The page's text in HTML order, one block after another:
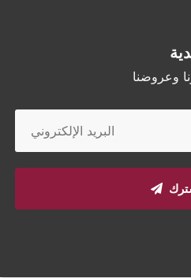
وعروضنا